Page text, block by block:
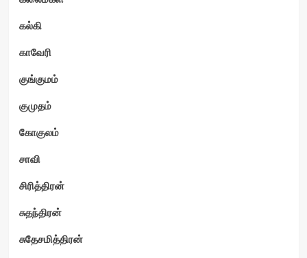
கல்கி
காவேரி
குங்குமம்
குமுதம்
கோகுலம்
சாவி
சிரித்திரன்
சுதந்திரன்
சுதேசமித்திரன்